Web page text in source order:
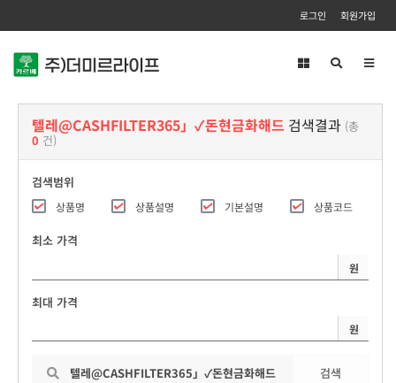
로그인 회원가입
텔레@CASHFILTER365」✓돈현금화해드 검색결과 (총
0 건)
검색범위
상품명 상품설명 기본설명 상품코드
최소 가격
원
최대 가격
원
검색